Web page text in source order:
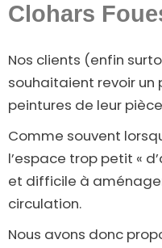
Clohars
Nos clients (enfin
souhaitaient revoir
peintures de leur
Comme souvent
l’espace trop petit «
et difficile à
circulation.
Nous avons donc